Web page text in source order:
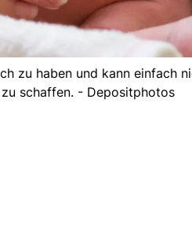
zu haben und kann einfach
zu schaffen. - Depositphotos